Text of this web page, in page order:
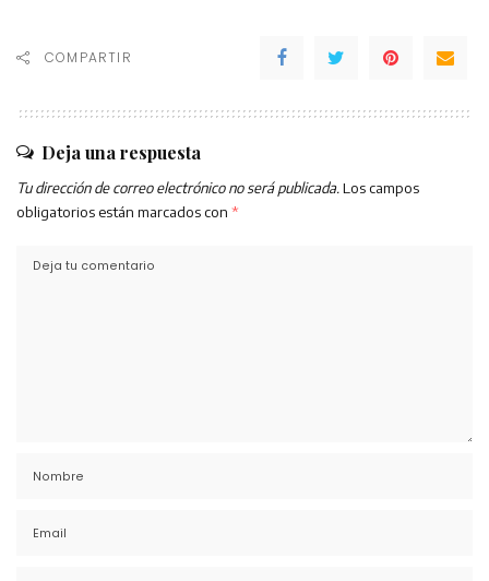
COMPARTIR
Deja una respuesta
Tu dirección de correo electrónico no será publicada. Los campos
obligatorios están marcados con *